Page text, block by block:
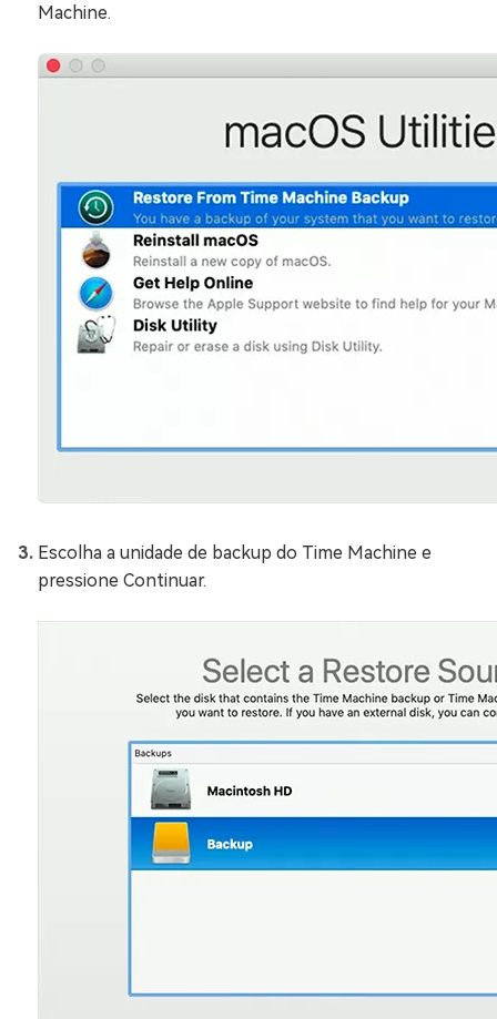
Machine.
Escolha a unidade de backup do Time Machine e
pressione Continuar.